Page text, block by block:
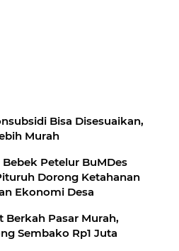
Bisa Disesuaikan,
Murah
Petelur BuMDes
Dorong Ketahanan
Ekonomi Desa
Berkah Pasar Murah,
Sembako Rp1 Juta